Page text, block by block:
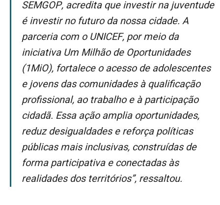
SEMGOP, acredita que investir na juventude
é investir no futuro da nossa cidade. A
parceria com o UNICEF, por meio da
iniciativa Um Milhão de Oportunidades
(1MiO), fortalece o acesso de adolescentes
e jovens das comunidades à qualificação
profissional, ao trabalho e à participação
cidadã. Essa ação amplia oportunidades,
reduz desigualdades e reforça políticas
públicas mais inclusivas, construídas de
forma participativa e conectadas às
realidades dos territórios”, ressaltou.